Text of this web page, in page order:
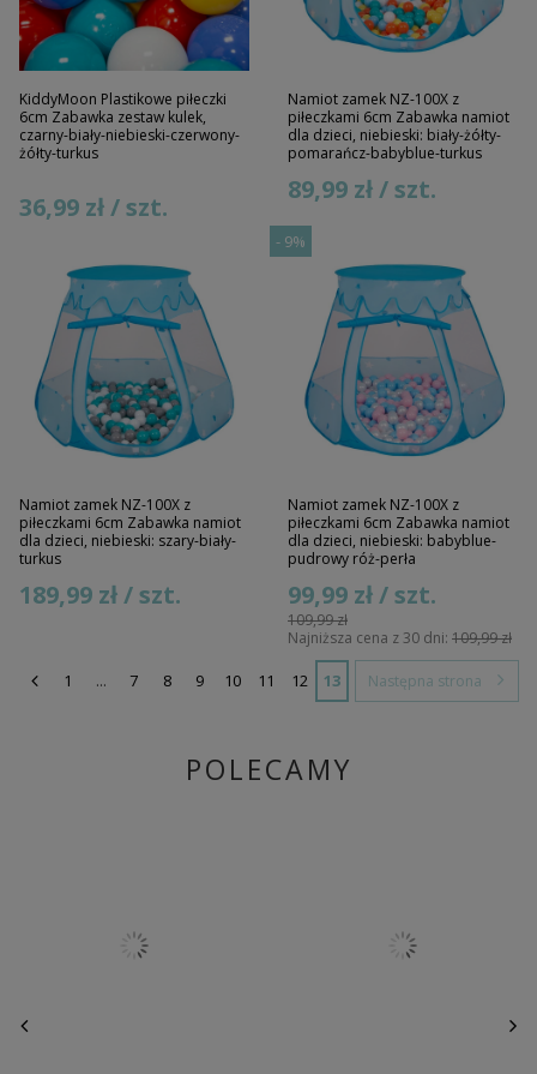
KiddyMoon Plastikowe piłeczki
6cm Zabawka zestaw kulek,
czarny-biały-niebieski-czerwony-
żółty-turkus
36,99 zł / szt.
Namiot zamek NZ-100X z
piłeczkami 6cm Zabawka namiot
dla dzieci, niebieski: biały-żółty-
pomarańcz-babyblue-turkus
89,99 zł / szt.
Namiot zamek NZ-100X z
piłeczkami 6cm Zabawka namiot
dla dzieci, niebieski: szary-biały-
turkus
189,99 zł / szt.
- 9%
Namiot zamek NZ-100X z
piłeczkami 6cm Zabawka namiot
dla dzieci, niebieski: babyblue-
pudrowy róż-perła
109,99 zł
99,99 zł / szt.
Najniższa cena z 30 dni: 109,99 zł
1 ... 7 8 9 10 11 12 13 Następna strona
POLECAMY